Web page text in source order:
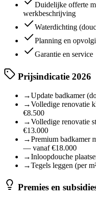
Duidelijke offerte
werkbeschrijving
Waterdichting
Planning en
Garantie en service
Prijsindicatie 2026
→Update badkamer
→Volledige renovatie
€8.500
→Volledige renovatie
€13.000
→Premium badkamer
— vanaf €18.000
→Inloopdouche
→Tegels leggen (per
Premies en